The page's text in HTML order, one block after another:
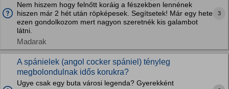
Nem hiszem hogy felnőtt koráig a fészekben lennének
hiszen már 2 hét után röpképesek. Segítsetek! Már egy hete
ezen gondolkozom mert nagyon szeretnék kis galambot
látni.
Madarak
3
A spánielek (angol cocker spániel) tényleg
megbolondulnak idős korukra?
Ugye csak egy buta városi legenda? Gyerekként